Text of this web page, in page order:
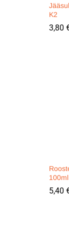
K2
3,80
3,80
5,40
5,40